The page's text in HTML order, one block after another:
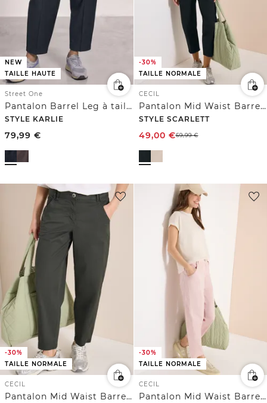
NEW
TAILLE HAUTE
Street One
Pantalon Barrel Leg à taille haute et coupe décontractée
STYLE KARLIE
79,99 €
-30%
TAILLE NORMALE
CECIL
Pantalon Mid Waist Barrel Leg en coupe décontractée
STYLE SCARLETT
49,00 €69,99€
-30%
TAILLE NORMALE
CECIL
Pantalon Mid Waist Barrel Leg à coupe décontractée
-30%
TAILLE NORMALE
CECIL
Pantalon Mid Waist Barrel Leg à coupe décontractée